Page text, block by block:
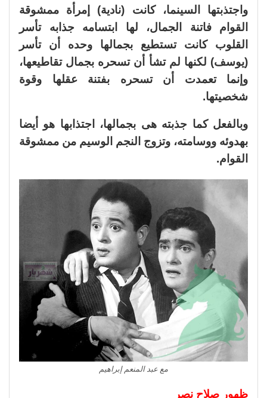
واجتذبتها السينما، كانت (نادية) إمرأة ممشوقة
القوام فاتنة الجمال، لها ابتسامه جذابه تأسر
القلوب كانت تستطيع بجمالها وحده أن تأسر
(يوسف) لكنها لم تشأ أن تسحره بجمال تقاطيعها،
وإنما تعمدت أن تسحره بفتنة عقلها وقوة
شخصيتها.
وبالفعل كما جذبته هى بجمالها، اجتذابها هو أيضا
بهدوئه ووسامته، وتزوج النجم الوسيم من ممشوقة
القوام.
مع عبد المنعم إبراهيم
ظهور صلاح نصر